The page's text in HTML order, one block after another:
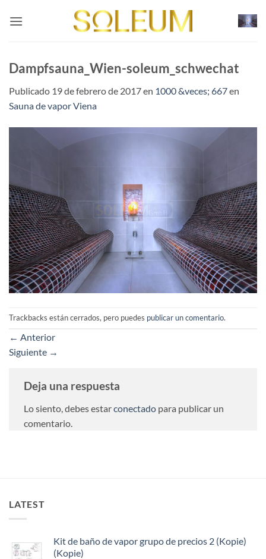
Dampfsauna_Wien-soleum_schwechat
Publicado 19 de febrero de 2017en 1000 &veces; 667en
Sauna de vapor Viena
Trackbacks están cerrados, pero puedes publicar un comentario.
← Anterior
Siguiente →
Deja una respuesta
Lo siento, debes estarconectado para publicar un
comentario.
LATEST
Kit de baño de vapor grupo de precios 2 (Kopie)
(Kopie)